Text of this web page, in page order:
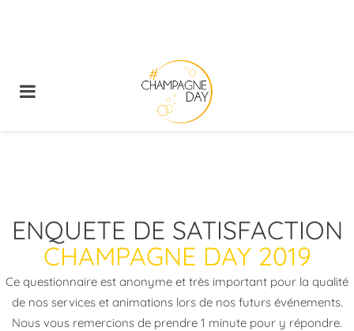
ENQUETE DE SATISFACTION
CHAMPAGNE DAY 2019
Ce questionnaire est anonyme et très important pour la qualité
de nos services et animations lors de nos futurs événements.
Nous vous remercions de prendre 1 minute pour y répondre.